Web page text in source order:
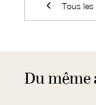
Tous les
Du